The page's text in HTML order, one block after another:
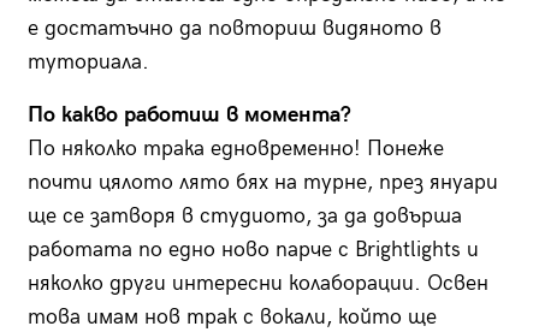
е достатъчно да повториш видяното в
туториала.
По какво работиш в момента?
По няколко трака едновременно! Понеже
почти цялото лято бях на турне, през януари
ще се затворя в студиото, за да довърша
работата по едно ново парче с Brightlights и
няколко други интересни колаборации. Освен
това имам нов трак с вокали, който ще